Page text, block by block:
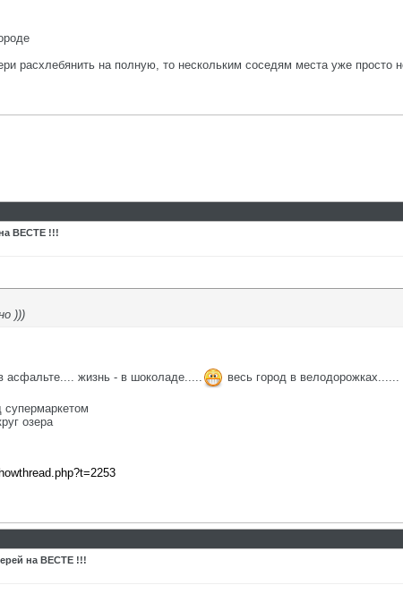
расхлебянить на полную, то нескольким соседям места уже просто
ВЕСТЕ !!!
)))
асфальте.... жизнь - в шоколаде.....
весь город в велодорожках......
супермаркетом
озера
на ВЕСТЕ !!!